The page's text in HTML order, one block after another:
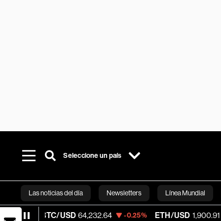
Seleccione un país
Las noticias del día Newsletters Línea Mundial
Bloomberg
BTC/USD 64,232.64 -0.25% ETH/USD 1,900.91 -0.26%